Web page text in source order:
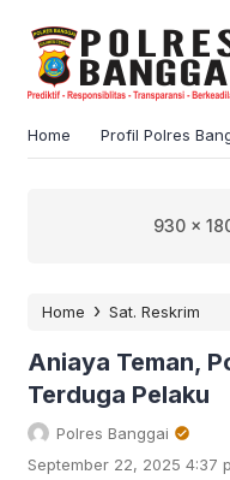
Home Profil Polres
930 x
Home › Sat. Reskrim
Aniaya Teman,
Terduga Pelaku
Polres Banggai
September 22, 2025 4:37